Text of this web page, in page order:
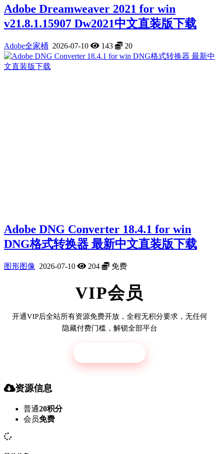
Adobe Dreamweaver 2021 for win
v21.8.1.15907 Dw2021中文直装版下载
Adobe全家桶 2026-07-10 143 20
Adobe DNG Converter 18.4.1 for win
DNG格式转换器 最新中文直装版下载
图形图像 2026-07-10 204 免费
VIP会员
开通VIP后全站所有资源免费开放，全程无积分要求，无任何
隐藏付费门槛，解锁全部平台
资源信息
普通20积分
会员免费